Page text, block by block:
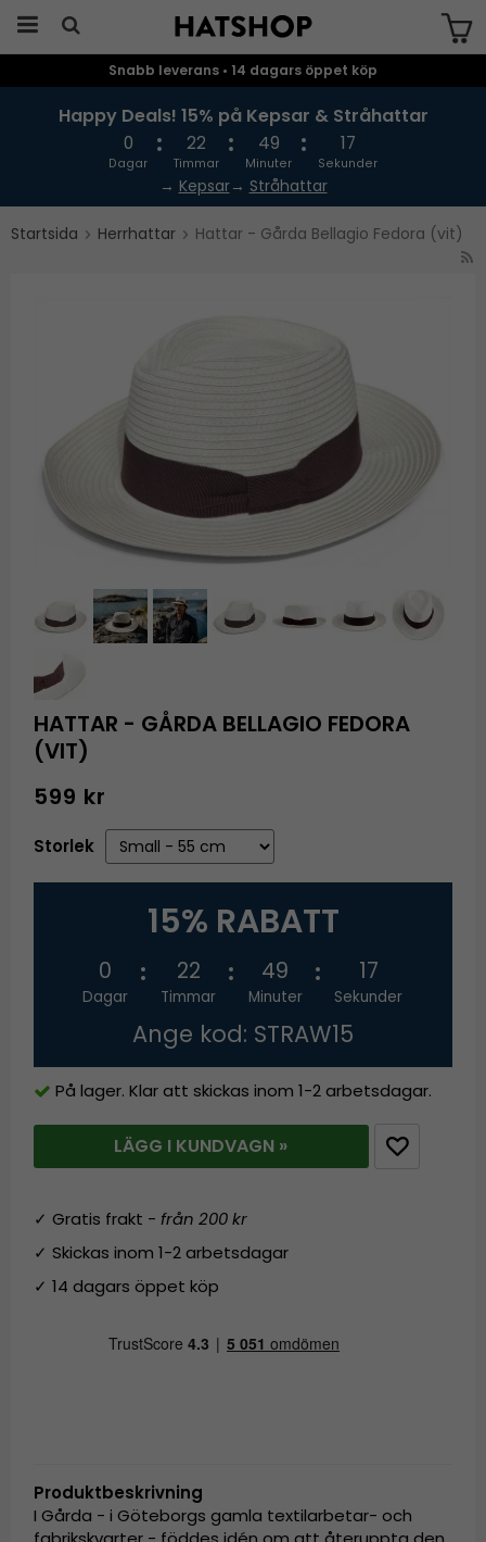
Snabb leverans • 14 dagars öppet köp
Happy Deals! 15% på Kepsar & Stråhattar
0
Dagar
22
Timmar
49
Minuter
16
Sekunder
→ Kepsar→ Stråhattar
Startsida Herrhattar Hattar - Gårda Bellagio Fedora (vit)
HATTAR - GÅRDA BELLAGIO FEDORA
(VIT)
599 kr
Storlek
15% RABATT
0
Dagar
22
Timmar
49
Minuter
16
Sekunder
Ange kod: STRAW15
På lager. Klar att skickas inom 1-2 arbetsdagar.
LÄGG I KUNDVAGN »
✓ Gratis frakt -från 200 kr
✓ Skickas inom 1-2 arbetsdagar
✓ 14 dagars öppet köp
Produktbeskrivning
I Gårda - i Göteborgs gamla textilarbetar- och